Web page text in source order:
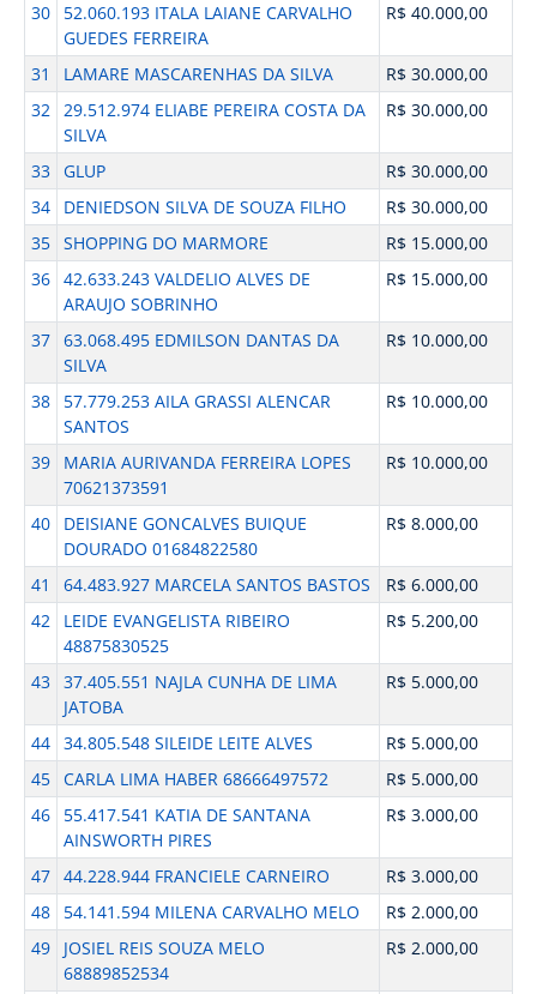
30
52.060.193 ITALA LAIANE CARVALHO
GUEDES FERREIRA
R$ 40.000,00
31 LAMARE MASCARENHAS DA SILVA
R$ 30.000,00
32 29.512.974 ELIABE PEREIRA COSTA DA
SILVA
R$ 30.000,00
33 GLUP
R$ 30.000,00
34
DENIEDSON SILVA DE SOUZA FILHO
R$ 30.000,00
35 SHOPPING DO MARMORE
R$ 15.000,00
36 42.633.243 VALDELIO ALVES DE
ARAUJO SOBRINHO
R$ 15.000,00
37 63.068.495 EDMILSON DANTAS DA
SILVA
R$ 10.000,00
38
57.779.253 AILA GRASSI ALENCAR
SANTOS
R$ 10.000,00
39
MARIA AURIVANDA FERREIRA LOPES
70621373591
R$ 10.000,00
40
DEISIANE GONCALVES BUIQUE
DOURADO 01684822580
R$ 8.000,00
41 64.483.927 MARCELA SANTOS BASTOS
R$ 6.000,00
42
LEIDE EVANGELISTA RIBEIRO
48875830525
R$ 5.200,00
43 37.405.551 NAJLA CUNHA DE LIMA
JATOBA
R$ 5.000,00
44 34.805.548 SILEIDE LEITE ALVES
R$ 5.000,00
45 CARLA LIMA HABER 68666497572
R$ 5.000,00
46
55.417.541 KATIA DE SANTANA
AINSWORTH PIRES
R$ 3.000,00
47 44.228.944 FRANCIELE CARNEIRO
R$ 3.000,00
48
54.141.594 MILENA CARVALHO MELO
R$ 2.000,00
49
JOSIEL REIS SOUZA MELO
68889852534
R$ 2.000,00